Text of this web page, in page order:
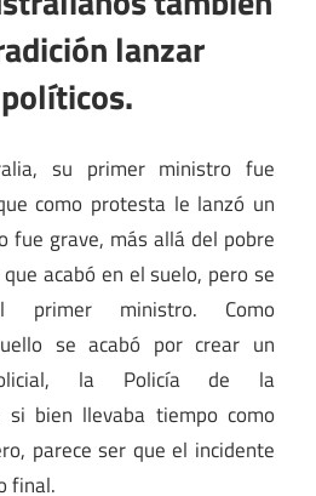
lanzar
su primer ministro fue
como protesta le lanzó un
fue grave, más allá del pobre
acabó en el suelo, pero se
primer ministro. Como
se acabó por crear un
la Policía de la
si bien llevaba tiempo como
parece ser que el incidente
final.